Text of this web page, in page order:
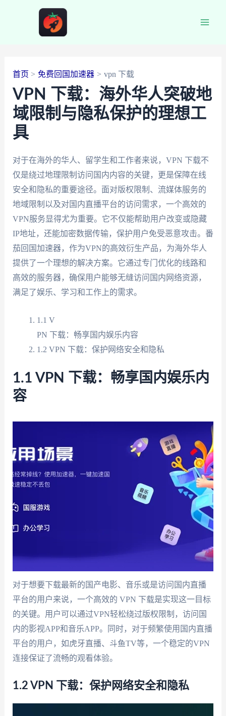
首页 免费回国加速器 vpn 下载
VPN 下载：海外华人突破地
域限制与隐私保护的理想工
具
对于在海外的华人、留学生和工作者来说，VPN 下载不
仅是绕过地理限制访问国内内容的关键，更是保障在线
安全和隐私的重要途径。面对版权限制、流媒体服务的
地域限制以及对国内直播平台的访问需求，一个高效的
VPN服务显得尤为重要。它不仅能帮助用户改变或隐藏
IP地址，还能加密数据传输，保护用户免受恶意攻击。番
茄回国加速器，作为VPN的高效衍生产品，为海外华人
提供了一个理想的解决方案。它通过专门优化的线路和
高效的服务器，确保用户能够无缝访问国内网络资源，
满足了娱乐、学习和工作上的需求。
1.1 V
PN 下载：畅享国内娱乐内容
1.2 VPN 下载：保护网络安全和隐私
1.1 VPN 下载：畅享国内娱乐内
容
对于想要下载最新的国产电影、音乐或是访问国内直播
平台的用户来说，一个高效的 VPN 下载是实现这一目标
的关键。用户可以通过VPN轻松绕过版权限制，访问国
内的影视APP和音乐APP。同时，对于频繁使用国内直播
平台的用户，如虎牙直播、斗鱼TV等，一个稳定的VPN
连接保证了流畅的观看体验。
1.2 VPN 下载：保护网络安全和隐私